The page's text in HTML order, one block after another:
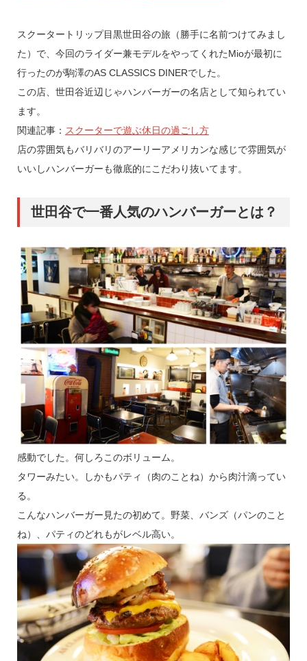
スクータートリップ目黒世田谷の旅（勝手に名前つけてみまし
た）で、今回のライダー兼モデルをやってくれたMioが最初に
行ったのが駒澤のAS CLASSICS DINERでした。
この店、世田谷近辺じゃハンバーガーの名店として知られてい
ます。
関連記事： スクーターで遊ぶ休日の過ごし方
店の雰囲気もバリバリのアーリーアメリカンな感じで雰囲気が
いいしハンバーガーも徹底的にこだわり抜いてます。
世田谷で一番人気のハンバーガーとは？
感動でした。何しろこのボリューム。
タワーみたい。しかもパティ（肉のことね）から肉汁滴ってい
る。
こんなハンバーガー見たの初めて。野菜、バンズ（パンのこと
ね）、パティのどれもがレベル高い。